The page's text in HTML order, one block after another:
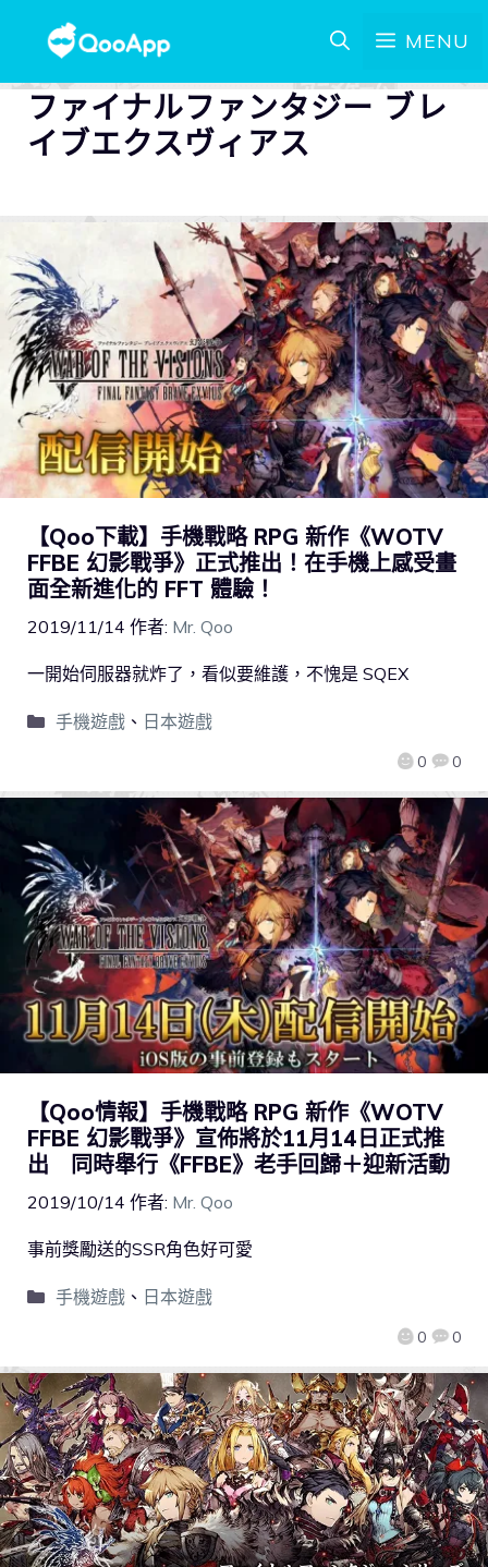
MENU
ファイナルファンタジー ブレ
イブエクスヴィアス
【Qoo下載】手機戰略 RPG 新作《WOTV
FFBE 幻影戰爭》正式推出！在手機上感受畫
面全新進化的 FFT 體驗！
2019/11/14 作者: Mr. Qoo
0 0
一開始伺服器就炸了，看似要維護，不愧是 SQEX
手機遊戲、 日本遊戲
【Qoo情報】手機戰略 RPG 新作《WOTV
FFBE 幻影戰爭》宣佈將於11月14日正式推
出 同時舉行《FFBE》老手回歸＋迎新活動
2019/10/14 作者: Mr. Qoo
0 0
事前獎勵送的SSR角色好可愛
手機遊戲、 日本遊戲